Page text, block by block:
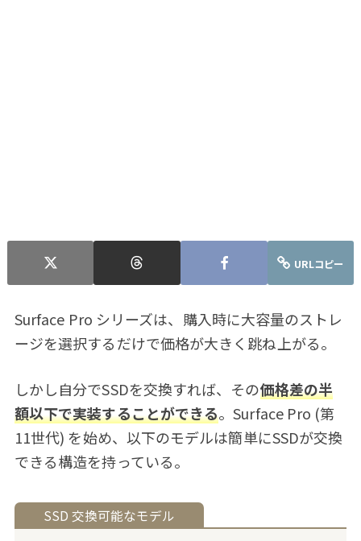
URLコピー
Surface Pro シリーズは、購入時に大容量のストレ
ージを選択するだけで価格が大きく跳ね上がる。
しかし自分でSSDを交換すれば、その価格差の半
額以下で実装することができる。Surface Pro (第
11世代) を始め、以下のモデルは簡単にSSDが交換
できる構造を持っている。